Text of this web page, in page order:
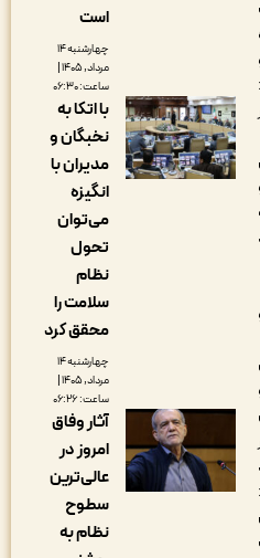
چهارشنبه ۱۴
مرداد, ۱۴۰۵ |
با اتکا به
نخبگان و
مدیران با
می‌توان
سلامت را
محقق کرد
چهارشنبه ۱۴
مرداد, ۱۴۰۵ |
آثار وفاق
امروز در
عالی‌ترین
نظام به